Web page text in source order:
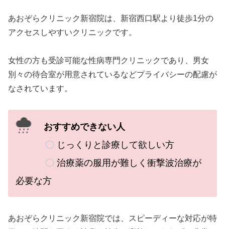
あおぞらクリニック新宿院は、新宿西口駅より徒歩1分の
アクセスしやすいクリニックです。
女性の方も受診可能な性病専門クリニックであり、男女
別々の待合室が用意されているなどプライバシーの配慮が
なされています。
おすすめできない人
〇 じっくりと診療して欲しい方
〇 治療薬の服用が難しく衝撃波治療が
必要な方
あおぞらクリニック新宿院では、スピーディーな対応が特